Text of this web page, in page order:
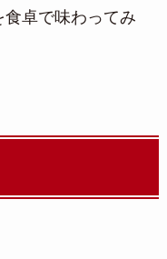
卓で味わってみ